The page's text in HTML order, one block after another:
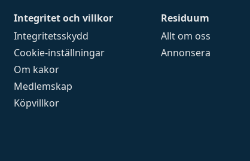
Integritet och villkor
Integritetsskydd
Cookie-inställningar
Om kakor
Medlemskap
Köpvillkor
Residuum
Allt om oss
Annonsera